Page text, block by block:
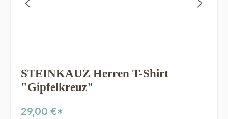
STEINKAUZ Herren T-Shirt
"Gipfelkreuz"
29,00 €*